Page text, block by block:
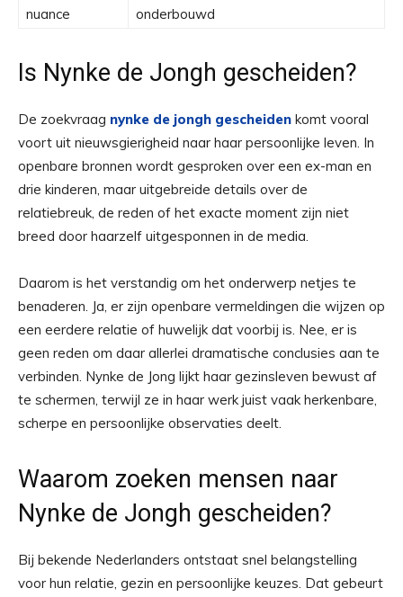
nuance
onderbouwd
Is Nynke de Jongh gescheiden?
De zoekvraag nynke de jongh gescheiden komt vooral
voort uit nieuwsgierigheid naar haar persoonlijke leven. In
openbare bronnen wordt gesproken over een ex-man en
drie kinderen, maar uitgebreide details over de
relatiebreuk, de reden of het exacte moment zijn niet
breed door haarzelf uitgesponnen in de media.
Daarom is het verstandig om het onderwerp netjes te
benaderen. Ja, er zijn openbare vermeldingen die wijzen op
een eerdere relatie of huwelijk dat voorbij is. Nee, er is
geen reden om daar allerlei dramatische conclusies aan te
verbinden. Nynke de Jong lijkt haar gezinsleven bewust af
te schermen, terwijl ze in haar werk juist vaak herkenbare,
scherpe en persoonlijke observaties deelt.
Waarom zoeken mensen naar
Nynke de Jongh gescheiden?
Bij bekende Nederlanders ontstaat snel belangstelling
voor hun relatie, gezin en persoonlijke keuzes. Dat gebeurt